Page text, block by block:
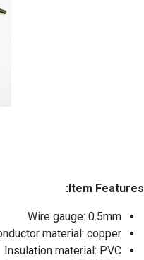
Item Features:
Wire gauge: 0.5mm
material: copper
Insulation material: PVC